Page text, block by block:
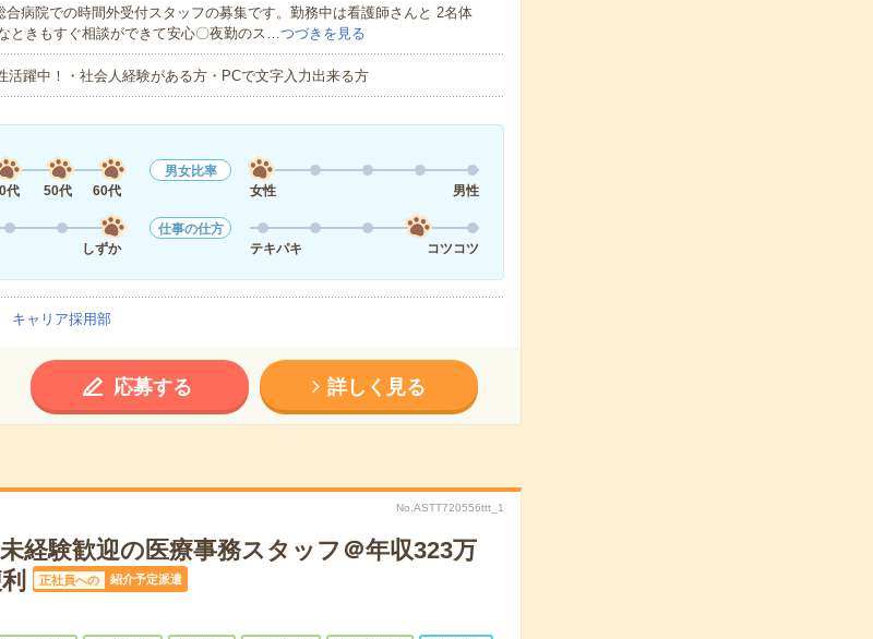
合病院での時間外受付スタッフの募集です。勤務中は看護師さんと 2名体
ときもすぐ相談ができて安心〇夜勤のス…つづきを見る
活躍中！・社会人経験がある方・PCで文字入力出来る方
代 50代 60代
男女比率
女性
男性
しずか
仕事の仕方
テキパキ
コツコツ
キャリア採用部
応募する 詳しく見る
No.ASTT720556ttt_1
経験歓迎の医療事務スタッフ＠年収323万
正社員への 紹介予定派遣